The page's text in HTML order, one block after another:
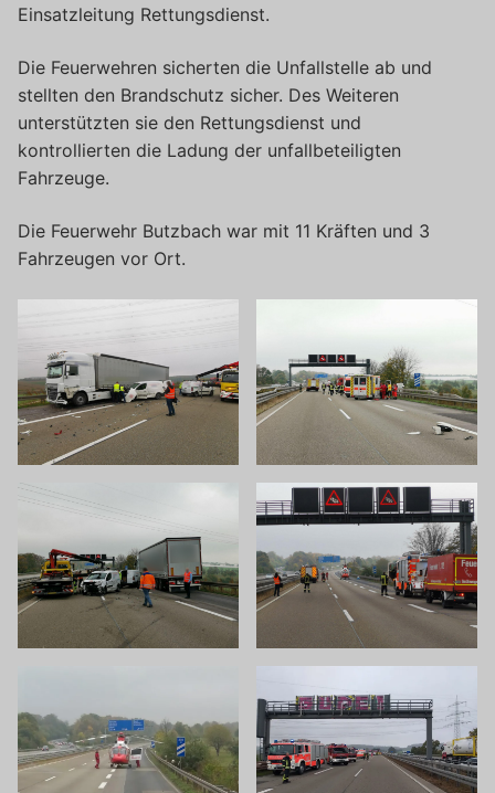
Einsatzleitung Rettungsdienst.
Die Feuerwehren sicherten die Unfallstelle ab und
stellten den Brandschutz sicher. Des Weiteren
unterstützten sie den Rettungsdienst und
kontrollierten die Ladung der unfallbeteiligten
Fahrzeuge.
Die Feuerwehr Butzbach war mit 11 Kräften und 3
Fahrzeugen vor Ort.